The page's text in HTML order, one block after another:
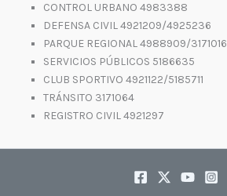
CONTROL URBANO 4983388
DEFENSA CIVIL 4921209/4925236
PARQUE REGIONAL 4988909/3171016
SERVICIOS PÚBLICOS 5186635
CLUB SPORTIVO 4921122/5185711
TRÁNSITO 3171064
REGISTRO CIVIL 4921297